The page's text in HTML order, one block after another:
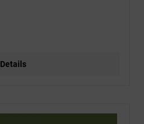
Details